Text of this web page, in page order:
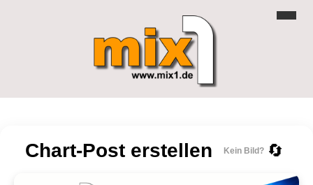
Chart-Post erstellen Kein Bild? 🔄